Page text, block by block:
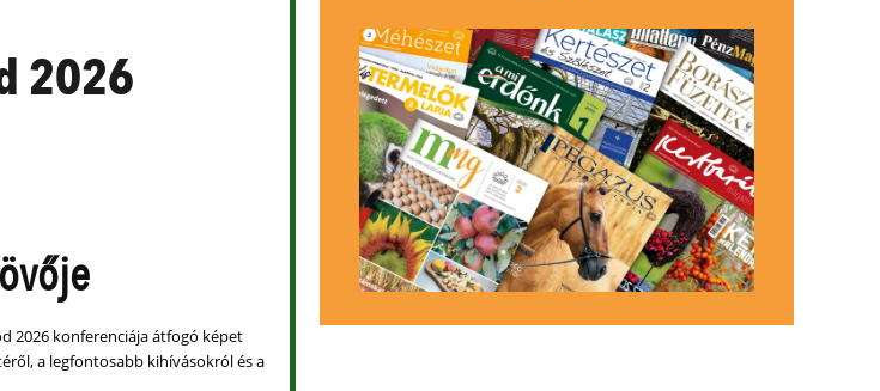
2026
2026 konferenciája átfogó képet
a legfontosabb kihívásokról és a